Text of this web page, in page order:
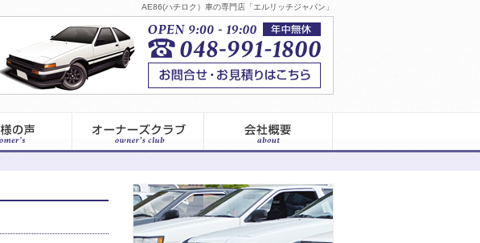
AE86(ハチロク）車の専門店「エルリッチジャパン」